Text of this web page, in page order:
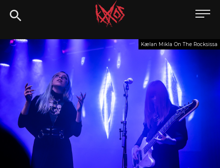
Siirry
suoraan
Kaaoszine
Kælan Mikla On The Rocksissa